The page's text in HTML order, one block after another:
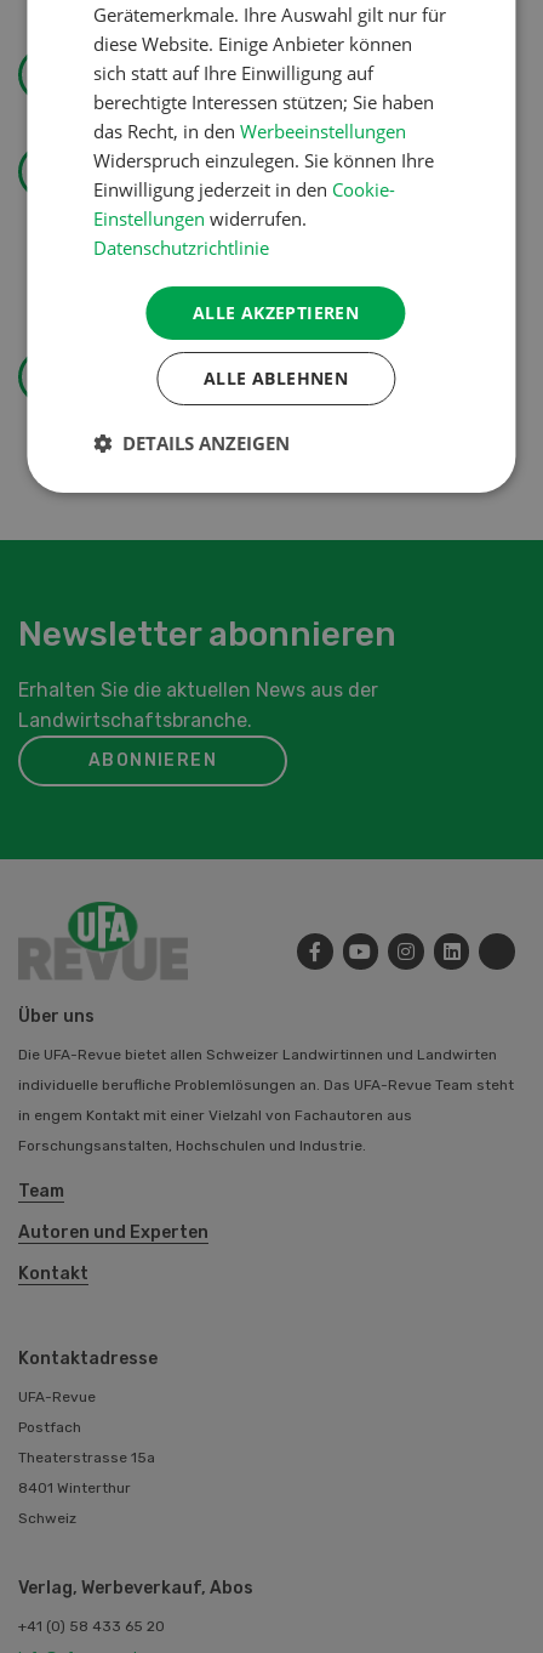
Wasser effizienter nutzen
Landtechnik
«Ich mag ebenso den
Pflanzenbau wie die
Tierproduktion»
Pflanzenbau
Erst das Ziel, dann die
Newsletter abonnieren
Erhalten Sie die aktuellen News aus der
Landwirtschaftsbranche.
ABONNIEREN
Über uns
Die UFA-Revue bietet allen Schweizer Landwirtinnen und Landwirten
individuelle berufliche Problemlösungen an. Das UFA-Revue Team steht
in engem Kontakt mit einer Vielzahl von Fachautoren aus
Forschungsanstalten, Hochschulen und Industrie.
Team
Autoren und Experten
Kontakt
Kontaktadresse
UFA-Revue
Postfach
Theaterstrasse 15a
8401 Winterthur
Schweiz
Verlag, Werbeverkauf, Abos
+41 (0) 58 433 65 20
Gerätemerkmale. Ihre Auswahl gilt nur für
diese Website. Einige Anbieter können
sich statt auf Ihre Einwilligung auf
berechtigte Interessen stützen; Sie haben
das Recht, in denWerbeeinstellungen
Widerspruch einzulegen. Sie können Ihre
Einwilligung jederzeit in den Cookie-
Einstellungen widerrufen.
Datenschutzrichtlinie
ALLE AKZEPTIEREN
ALLE ABLEHNEN
DETAILS ANZEIGEN